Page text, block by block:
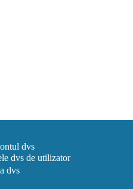
dvs
dvs de utilizator
dvs